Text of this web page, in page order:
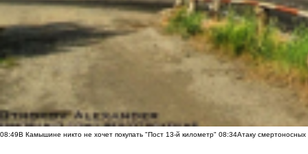
08:49В Камышине никто не хочет покупать "Пост 13-й километр" 08:34Атаку